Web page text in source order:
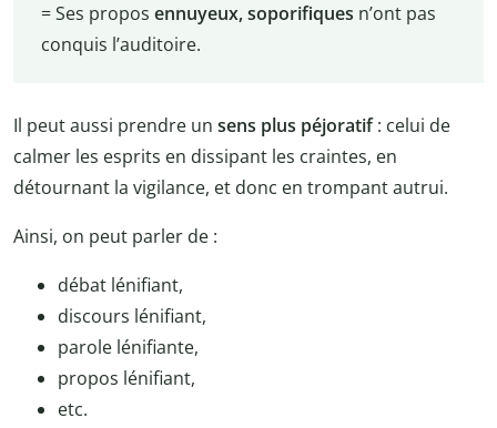
= Ses propos ennuyeux, soporifiques n’ont pas
conquis l’auditoire.
Il peut aussi prendre un sens plus péjoratif: celui de
calmer les esprits en dissipant les craintes, en
détournant la vigilance, et donc en trompant autrui.
Ainsi, on peut parler de :
débat lénifiant,
discours lénifiant,
parole lénifiante,
propos lénifiant,
etc.